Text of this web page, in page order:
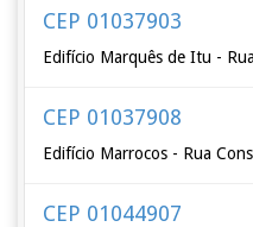
CEP 01037903
Edifício Marquês de Itu -
CEP 01037908
Edifício Marrocos - Rua
CEP 01044907